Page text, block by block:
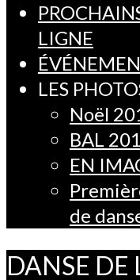
LIGNE
LES
Noël
BAL
EN
de
DANSE DE